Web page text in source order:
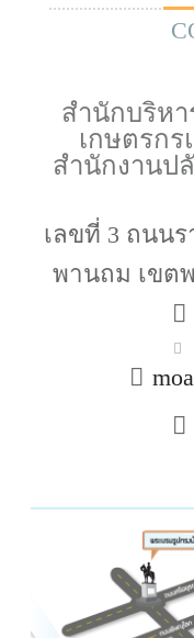
สำนักบริหา
เกษตรกร
สำนักงานป
เลขที่ 3 ถนน
พานถม เขตพ